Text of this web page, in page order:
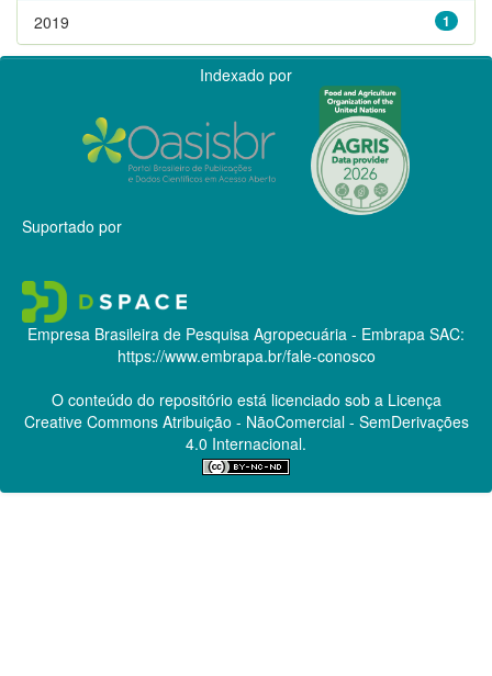
1
2019
Indexado por
Suportado por
Empresa Brasileira de Pesquisa Agropecuária - Embrapa SAC:
https://www.embrapa.br/fale-conosco
O conteúdo do repositório está licenciado sob a Licença
Creative CommonsAtribuição - NãoComercial - SemDerivações
4.0 Internacional.